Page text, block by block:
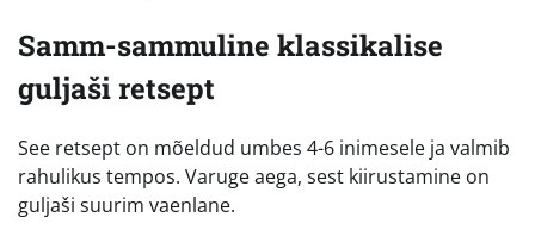
Samm-sammuline klassikalise
guljaši retsept
See retsept on mõeldud umbes 4-6 inimesele ja valmib
rahulikus tempos. Varuge aega, sest kiirustamine on
guljaši suurim vaenlane.